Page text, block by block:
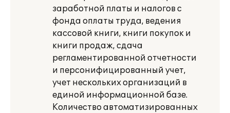
заработной платы и налогов с
фонда оплаты труда, ведения
кассовой книги, книги покупок и
книги продаж, сдача
регламентированной отчетности
и персонифицированный учет,
учет нескольких организаций в
единой информационной базе.
Количество автоматизированных